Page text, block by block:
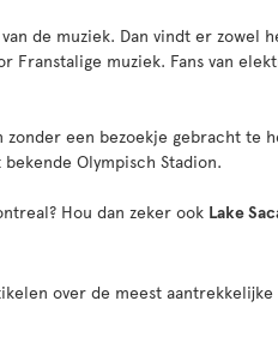
de muziek. Dan vindt er zowel
Franstalige muziek. Fans van
een bezoekje gebracht te
Olympisch Stadion.
Hou dan zeker ook Lake
over de meest aantrekkelijke